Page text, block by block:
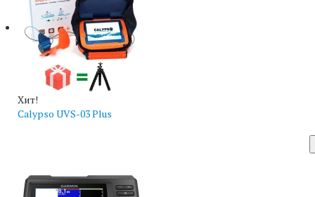
Хит!
Calypso UVS-03 Plus